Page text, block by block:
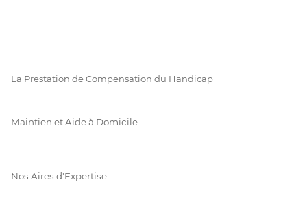
La Prestation de Compensation du Handicap
Maintien et Aide à Domicile
Nos Aires d'Expertise